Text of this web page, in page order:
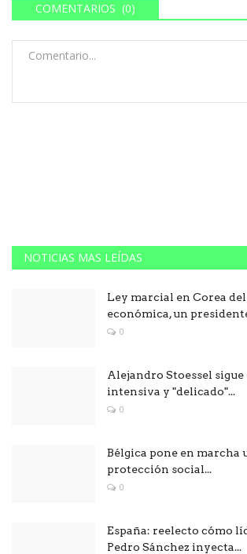
COMENTARIOS (0)
NOTICIAS MAS LEÍDAS
Ley marcial en Corea
económica, un
0
Alejandro Stoessel
intensiva y "delicado"...
0
Bélgica pone en marcha
protección social...
0
España: reelecto cómo
Pedro Sánchez inyecta...